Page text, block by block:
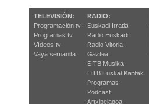
TELEVISIÓN:
Programación tv
Programas tv
Vídeos tv
Vaya semanita
RADIO:
Euskadi Irratia
Radio Euskadi
Radio Vitoria
Gaztea
EITB Musika
EiTB Euskal Kantak
Programas
Podcast
Artxipelagoa